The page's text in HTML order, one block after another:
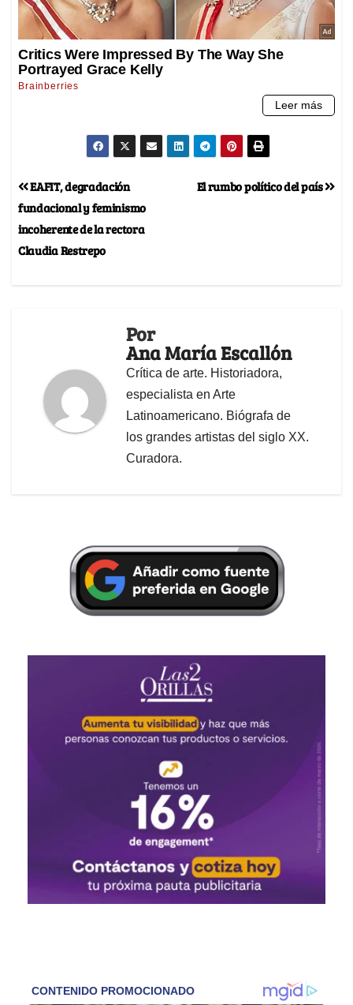
El rumbo político del país
EAFIT, degradación
fundacional y feminismo
incoherente de la rectora
Claudia Restrepo
Por
Ana María Escallón
Crítica de arte. Historiadora,
especialista en Arte
Latinoamericano. Biógrafa de
los grandes artistas del siglo XX.
Curadora.